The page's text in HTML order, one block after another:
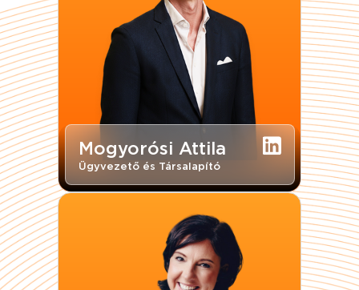
Mogyorósi Attila
Ügyvezető és Társalapító